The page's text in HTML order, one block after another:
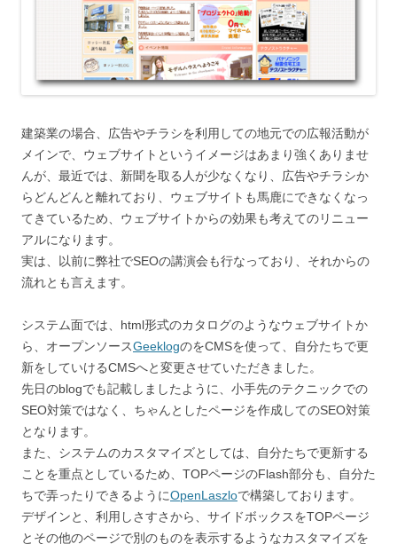
建築業の場合、広告やチラシを利用しての地元での広報活動が
メインで、ウェブサイトというイメージはあまり強くありませ
んが、最近では、新聞を取る人が少なくなり、広告やチラシか
らどんどんと離れており、ウェブサイトも馬鹿にできなくなっ
てきているため、ウェブサイトからの効果も考えてのリニュー
アルになります。
実は、以前に弊社でSEOの講演会も行なっており、それからの
流れとも言えます。
システム面では、html形式のカタログのようなウェブサイトか
ら、オープンソースGeeklogのをCMSを使って、自分たちで更
新をしていけるCMSへと変更させていただきました。
先日のblogでも記載しましたように、小手先のテクニックでの
SEO対策ではなく、ちゃんとしたページを作成してのSEO対策
となります。
また、システムのカスタマイズとしては、自分たちで更新する
ことを重点としているため、TOPページのFlash部分も、自分た
ちで弄ったりできるようにOpenLaszloで構築しております。
デザインと、利用しさすさから、サイドボックスをTOPページ
とその他のページで別のものを表示するようなカスタマイズを